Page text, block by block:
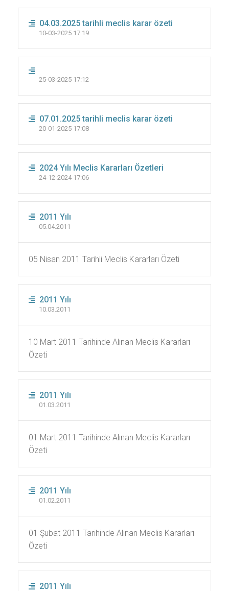
04.03.2025 tarihli meclis karar özeti
10-03-2025 17:19
25-03-2025 17:12
07.01.2025 tarihli meclis karar özeti
20-01-2025 17:08
2024 Yılı Meclis Kararları Özetleri
24-12-2024 17:06
2011 Yılı
05.04.2011
05 Nisan 2011 Tarihli Meclis Kararları Özeti
2011 Yılı
10.03.2011
10 Mart 2011 Tarihinde Alınan Meclis Kararları
Özeti
2011 Yılı
01.03.2011
01 Mart 2011 Tarihinde Alınan Meclis Kararları
Özeti
2011 Yılı
01.02.2011
01 Şubat 2011 Tarihinde Alınan Meclis Kararları
Özeti
2011 Yılı